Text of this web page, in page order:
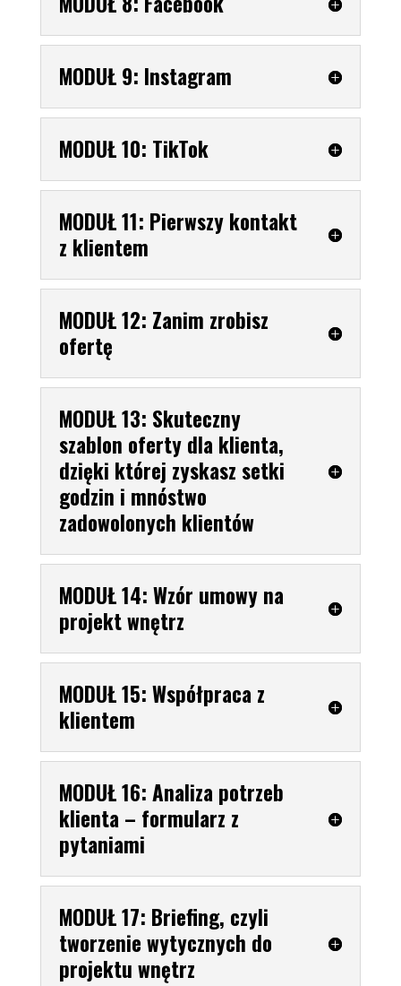
MODUŁ 9: Instagram
MODUŁ 10: TikTok
MODUŁ 11: Pierwszy kontakt
z klientem
MODUŁ 12: Zanim zrobisz
ofertę
MODUŁ 13: Skuteczny
szablon oferty dla klienta,
dzięki której zyskasz setki
godzin i mnóstwo
zadowolonych klientów
MODUŁ 14: Wzór umowy na
projekt wnętrz
MODUŁ 15: Współpraca z
klientem
MODUŁ 16: Analiza potrzeb
klienta – formularz z
pytaniami
MODUŁ 17: Briefing, czyli
tworzenie wytycznych do
projektu wnętrz